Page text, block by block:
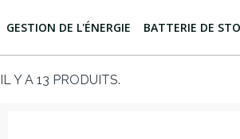
GESTION DE L'ÉNERGIE BATTERIE DE
IL Y A 13 PRODUITS.